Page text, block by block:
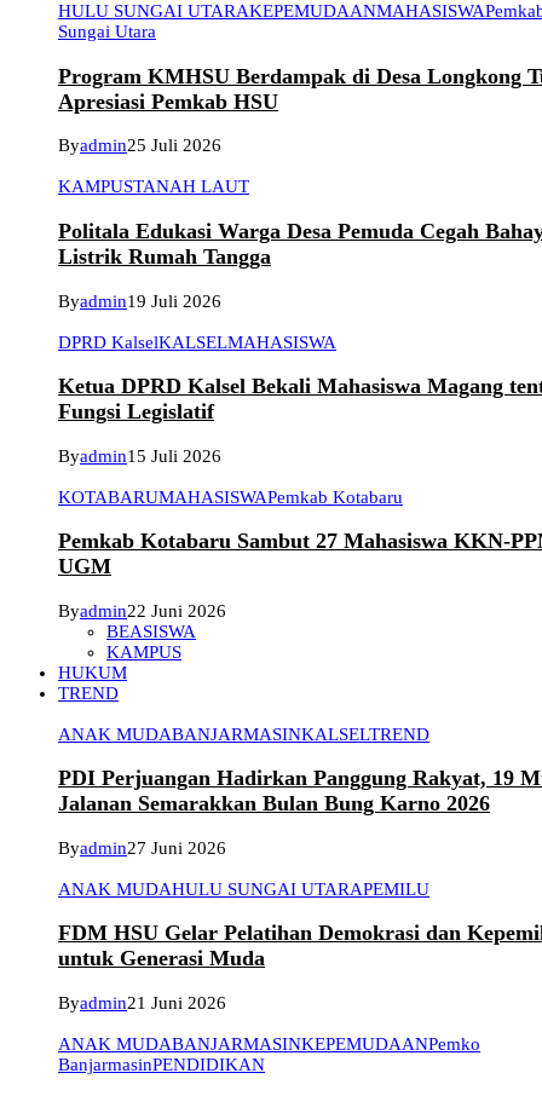
HULU SUNGAI UTARAKEPEMUDAANMAHASISWA
Sungai Utara
Program KMHSU Berdampak di Desa Longkong
Apresiasi Pemkab HSU
Byadmin25 Juli 2026
KAMPUSTANAH LAUT
Politala Edukasi Warga Desa Pemuda Cegah
Listrik Rumah Tangga
Byadmin19 Juli 2026
DPRD KalselKALSELMAHASISWA
Ketua DPRD Kalsel Bekali Mahasiswa Magang
Fungsi Legislatif
Byadmin15 Juli 2026
KOTABARUMAHASISWAPemkab Kotabaru
Pemkab Kotabaru Sambut 27 Mahasiswa KKN-
UGM
Byadmin22 Juni 2026
BEASISWA
KAMPUS
HUKUM
TREND
ANAK MUDABANJARMASINKALSELTREND
PDI Perjuangan Hadirkan Panggung Rakyat, 19
Jalanan Semarakkan Bulan Bung Karno 2026
Byadmin27 Juni 2026
ANAK MUDAHULU SUNGAI UTARAPEMILU
FDM HSU Gelar Pelatihan Demokrasi dan
untuk Generasi Muda
Byadmin21 Juni 2026
ANAK MUDABANJARMASINKEPEMUDAANPemko
BanjarmasinPENDIDIKAN